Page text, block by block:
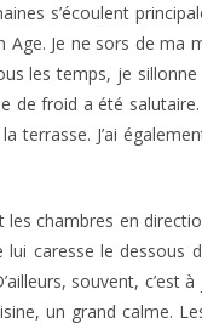
s’écoulent
Je ne sors de ma
les temps, je
froid a été
J’ai
chambres en
caresse le
souvent,
un grand calme.